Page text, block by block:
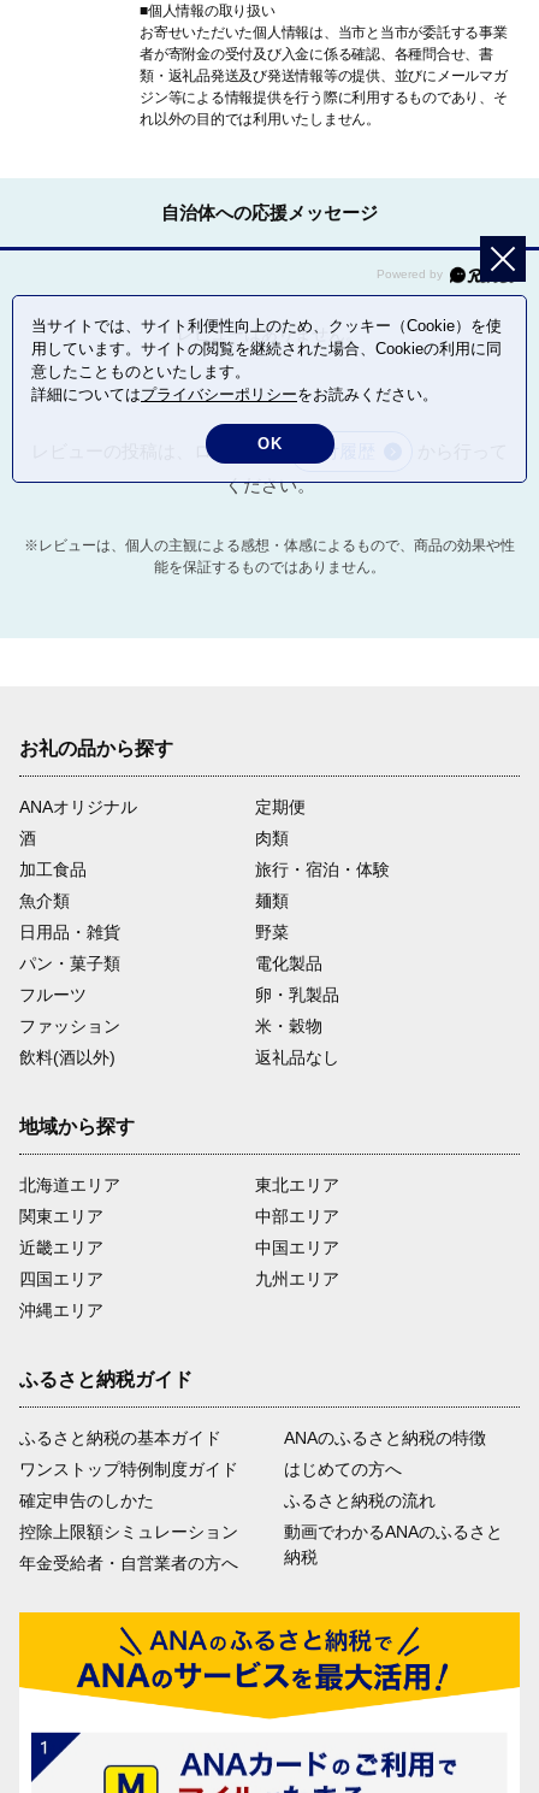
■個人情報の取り扱い
お寄せいただいた個人情報は、当市と当市が委託する事業
者が寄附金の受付及び入金に係る確認、各種問合せ、書
類・返礼品発送及び発送情報等の提供、並びにメールマガ
ジン等による情報提供を行う際に利用するものであり、そ
れ以外の目的では利用いたしません。
自治体への応援メッセージ
レビューはありません。
レビューの投稿は、ログイン後 寄付履歴
ください。
※レビューは、個人の主観による感想・体感によるもので、商品の効果や性
能を保証するものではありません。
お礼の品から探す
ANAオリジナル
定期便
酒
肉類
加工食品
旅行・宿泊・体験
魚介類
麺類
日用品・雑貨
野菜
パン・菓子類
電化製品
フルーツ
卵・乳製品
ファッション
米・穀物
飲料(酒以外)
返礼品なし
地域から探す
北海道エリア
関東エリア
近畿エリア
四国エリア
沖縄エリア
東北エリア
中部エリア
中国エリア
九州エリア
ふるさと納税ガイド
ふるさと納税の基本ガイド
ワンストップ特例制度ガイド
確定申告のしかた
控除上限額シミュレーション
年金受給者・自営業者の方へ
ANAのふるさと納税の特徴
はじめての方へ
ふるさと納税の流れ
動画でわかるANAのふるさと
納税
当サイトでは、サイト利便性向上のため、クッキー（Cookie）を使
用しています。サイトの閲覧を継続された場合、Cookieの利用に同
意したことものといたします。
詳細についてはプライバシーポリシーをお読みください。
OK